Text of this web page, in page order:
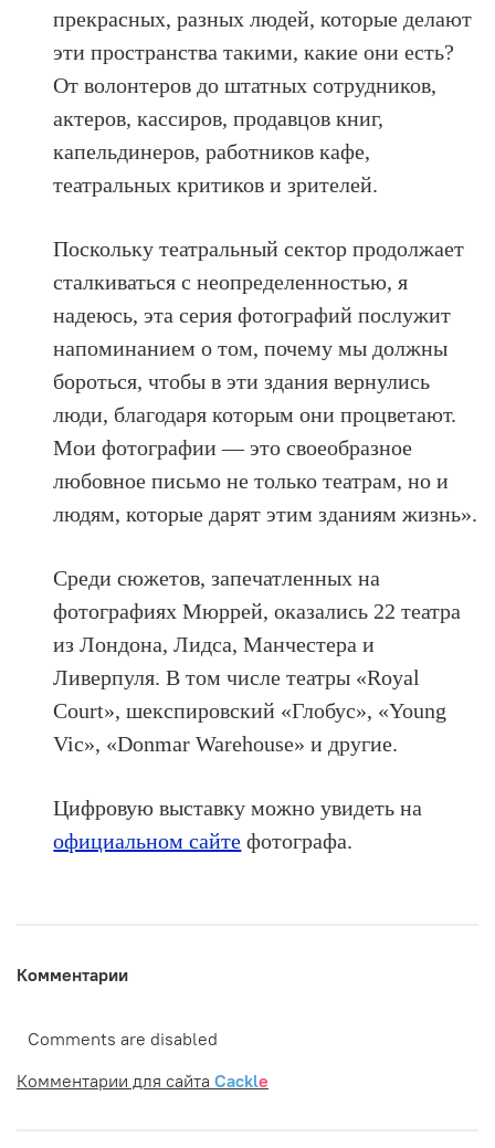
прекрасных, разных людей, которые делают
эти пространства такими, какие они есть?
От волонтеров до штатных сотрудников,
актеров, кассиров, продавцов книг,
капельдинеров, работников кафе,
театральных критиков и зрителей.
Поскольку театральный сектор продолжает
сталкиваться с неопределенностью, я
надеюсь, эта серия фотографий послужит
напоминанием о том, почему мы должны
бороться, чтобы в эти здания вернулись
люди, благодаря которым они процветают.
Мои фотографии — это своеобразное
любовное письмо не только театрам, но и
людям, которые дарят этим зданиям жизнь».
Среди сюжетов, запечатленных на
фотографиях Мюррей, оказались 22 театра
из Лондона, Лидса, Манчестера и
Ливерпуля. В том числе театры «Royal
Court», шекспировский «Глобус», «Young
Vic», «Donmar Warehouse» и другие.
Цифровую выставку можно увидеть на
официальном сайте фотографа.
Комментарии
Comments are disabled
Комментарии для сайта Cackle